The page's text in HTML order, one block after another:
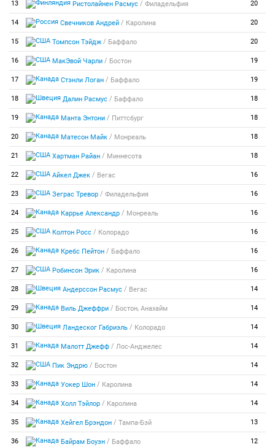
13 Ристолайнен Расмус / Филадельфия 20
14 Свечников Андрей / Каролина 20
15 Томпсон Тэйдж / Баффало 20
16 МакЭвой Чарли / Бостон 19
17 Стэнли Логан / Баффало 19
18 Далин Расмус / Баффало 18
19 Манта Энтони / Питтсбург 18
20 Матесон Майк / Монреаль 18
21 Хартман Райан / Миннесота 18
22 Айкел Джек / Вегас 16
23 Зеграс Тревор / Филадельфия 16
24 Каррье Александр / Монреаль 16
25 Колтон Росс / Колорадо 16
26 Кребс Пейтон / Баффало 16
27 Робинсон Эрик / Каролина 16
28 Андерссон Расмус / Вегас 14
29 Виль Джеффри / Бостон, Анахайм 14
30 Ландеског Габриэль / Колорадо 14
31 Малотт Джефф / Лос-Анджелес 14
32 Пик Эндрю / Бостон 14
33 Уокер Шон / Каролина 14
34 Холл Тэйлор / Каролина 14
35 Хейгел Брэндон / Тампа-Бэй 13
36 Байрам Боуэн / Баффало 12